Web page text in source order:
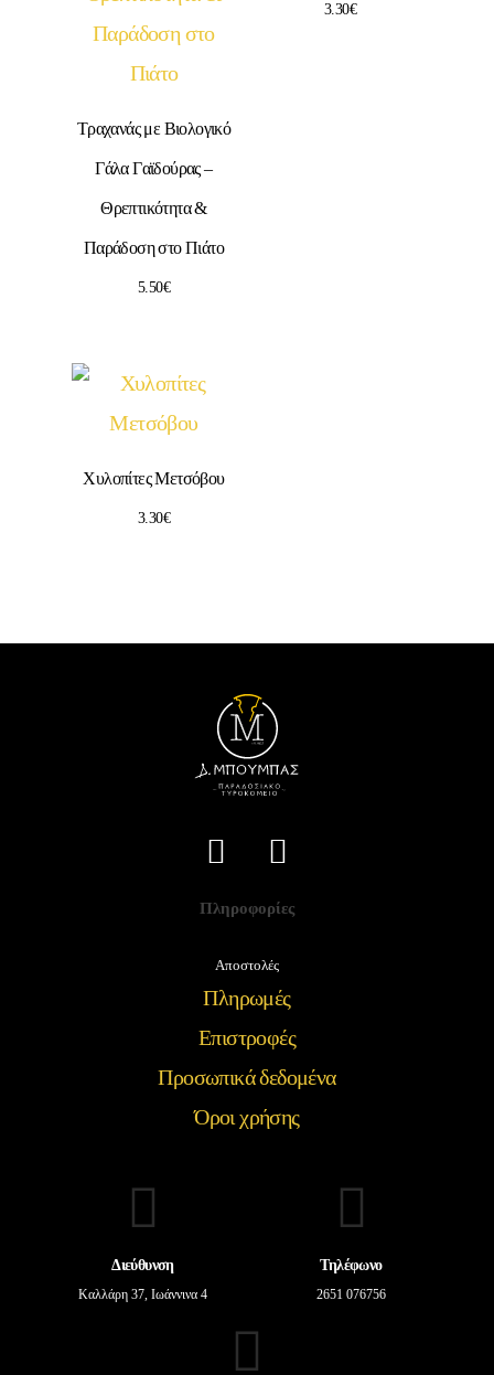
Τραχανάς με Βιολογικό
Γάλα Γαϊδούρας –
Θρεπτικότητα &
Παράδοση στο Πιάτο
5.50€
3.30€
Χυλοπίτες Μετσόβου
3.30€
Πληροφορίες
Αποστολές
Πληρωμές
Επιστροφές
Προσωπικά δεδομένα
Όροι χρήσης
Διεύθυνση
Καλλάρη 37, Ιωάννινα 4
Τηλέφωνο
2651 076756